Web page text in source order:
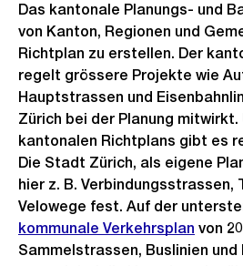
Das kantonale Planungs- und
von Kanton, Regionen und
Richtplan zu erstellen. Der
regelt grössere Projekte wie
Hauptstrassen und
Zürich bei der Planung
kantonalen Richtplans gibt es
Die Stadt Zürich, als eigene
hier z. B. Verbindungsstrassen,
Velowege fest. Auf der
kommunale Verkehrsplan von
Sammelstrassen, Buslinien